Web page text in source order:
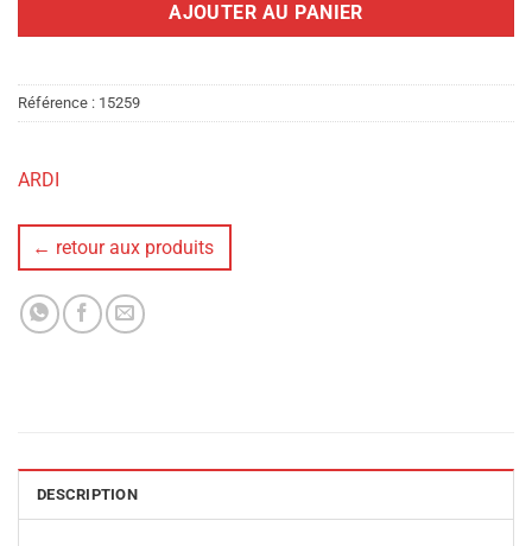
AJOUTER AU PANIER
Référence : 15259
ARDI
← retour aux produits
DESCRIPTION